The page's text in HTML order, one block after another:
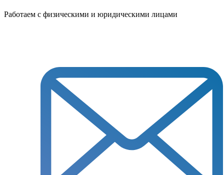
Работаем с физическими и юридическими лицами